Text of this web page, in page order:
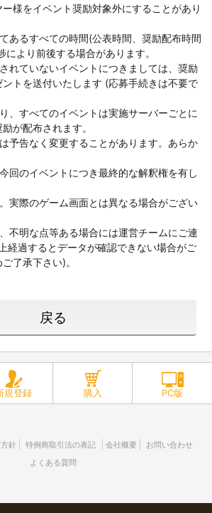
様をイベント奨励対象外にすることがあり
あるすべての時間(公表時間、奨励配布時間
により前後する場合があります。
れていないイベントにつきましては、奨励
トを送付いたします (応募手続きは不要で
、すべてのイベントは実施サーバーごとに
が配布されます。
予告なく変更することがあります。あらか
回のイベントにつき最終的な解釈権を有し
実際のゲーム画面とは異なる場合がござい
不明な点等ある場合には運営チームにご連
経過するとデータが確認できない場合がご
了承下さい)。
戻る
規登録 購入 PC版
針 特例商取引法の表記 会社概要
お問い合わせ
よくある質問